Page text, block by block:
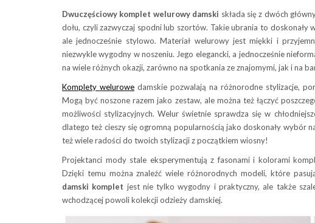
Dwuczęściowy komplet welurowy damski składa się z dwóch
dołu, czyli zazwyczaj spodni lub szortów. Takie ubrania to doskonały
ale jednocześnie stylowo. Materiał welurowy jest miękki i
niezwykle wygodny w noszeniu. Jego elegancki, a jednocześnie
na wiele różnych okazji, zarówno na spotkania ze znajomymi, jak i na
Komplety welurowedamskie pozwalają na różnorodne stylizacje,
Mogą być noszone razem jako zestaw, ale można też łączyć
możliwości stylizacyjnych. Welur świetnie sprawdza się w
dlatego też cieszy się ogromną popularnością jako doskonały wybór
też wiele radości do twoich stylizacji z początkiem wiosny!
Projektanci mody stale eksperymentują z fasonami i kolorami
Dzięki temu można znaleźć wiele różnorodnych modeli, które
damski komplet jest nie tylko wygodny i praktyczny, ale także
wchodzącej powoli kolekcji odzieży damskiej.